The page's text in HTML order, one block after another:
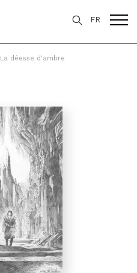
FR
La déesse d'ambre